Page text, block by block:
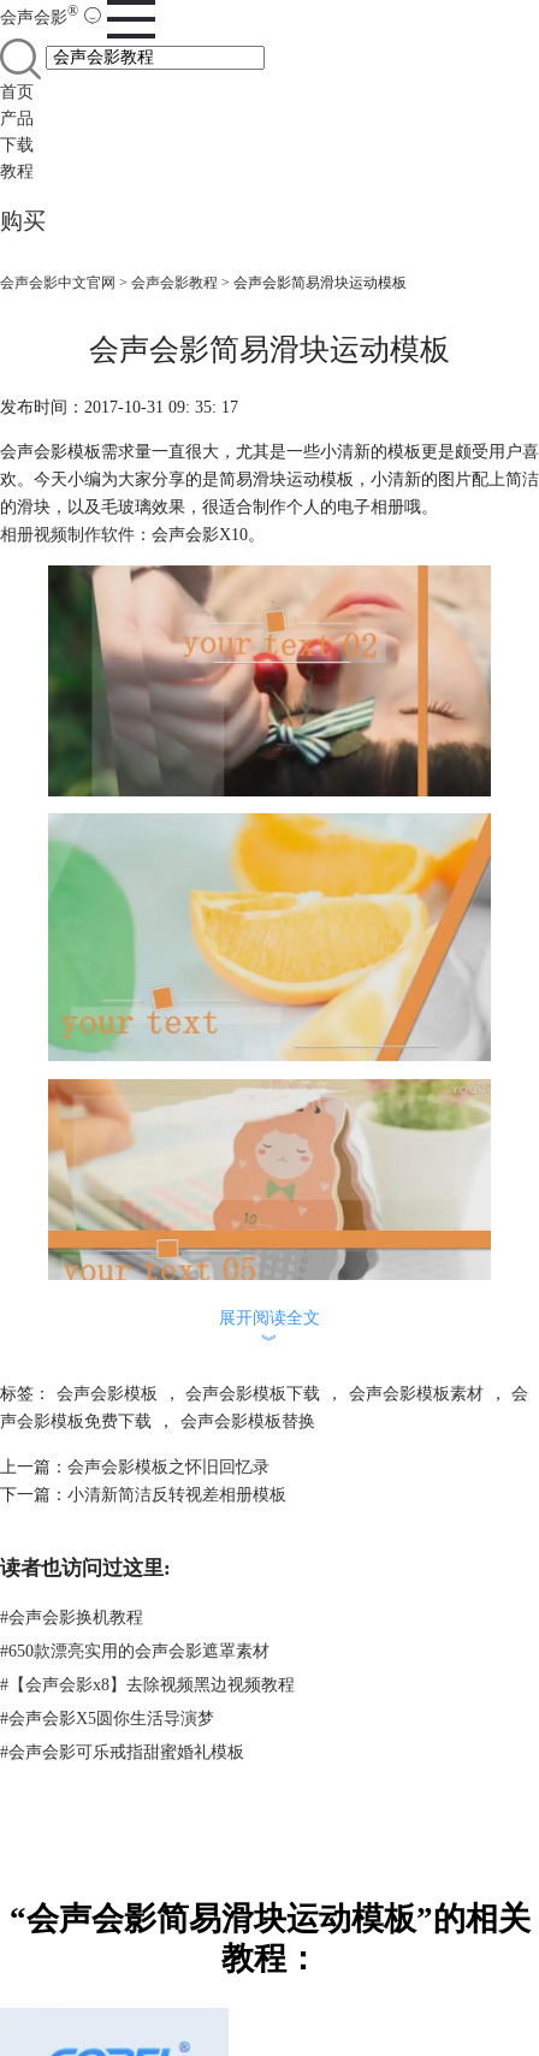
会声会影®
首页
产品
下载
教程
购买
会声会影中文官网 > 会声会影教程 > 会声会影简易滑块运动模板
会声会影简易滑块运动模板
发布时间：2017-10-31 09: 35: 17
会声会影模板需求量一直很大，尤其是一些小清新的模板更是颇受用户喜
欢。今天小编为大家分享的是简易滑块运动模板，小清新的图片配上简洁
的滑块，以及毛玻璃效果，很适合制作个人的电子相册哦。
相册视频制作软件 ：会声会影X10。
来实现。而毛玻璃效果则需要运用到平均滤镜、修剪滤镜和视频遮罩功
能。工程量看似很大，但是只要复制第一个制作好的效果到后面的图片
中，再修改运动的路径，以及修剪的位置，自己制作也是很简单的。
按住ctrl键就可以替换素材了。
展开阅读全文
︾
标签： 会声会影模板 ， 会声会影模板下载 ， 会声会影模板素材 ，
会
声会影模板免费下载
， 会声会影模板替换
上一篇： 会声会影模板之怀旧回忆录
下一篇： 小清新简洁反转视差相册模板
读者也访问过这里:
#会声会影换机教程
#650款漂亮实用的会声会影遮罩素材
# 【会声会影x8】去除视频黑边视频教程
#会声会影X5圆你生活导演梦
#会声会影可乐戒指甜蜜婚礼模板
“会声会影简易滑块运动模板”的相关
教程：